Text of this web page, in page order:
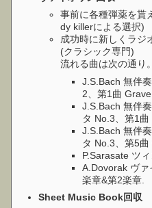
事前に各種弾薬を貰
dy killerによる選択)
成功時に新しくラジ
(クラシック専門)
流れる曲は次の通り
J.S.Bach 無伴
2、第1曲
J.S.Bach 無伴
タ No.3、第1
J.S.Bach 無伴
タ No.3、第5
P.Sarasate ツ
A.Dovorak ヴァ
楽章&第2楽章.
Sheet Music Book回収